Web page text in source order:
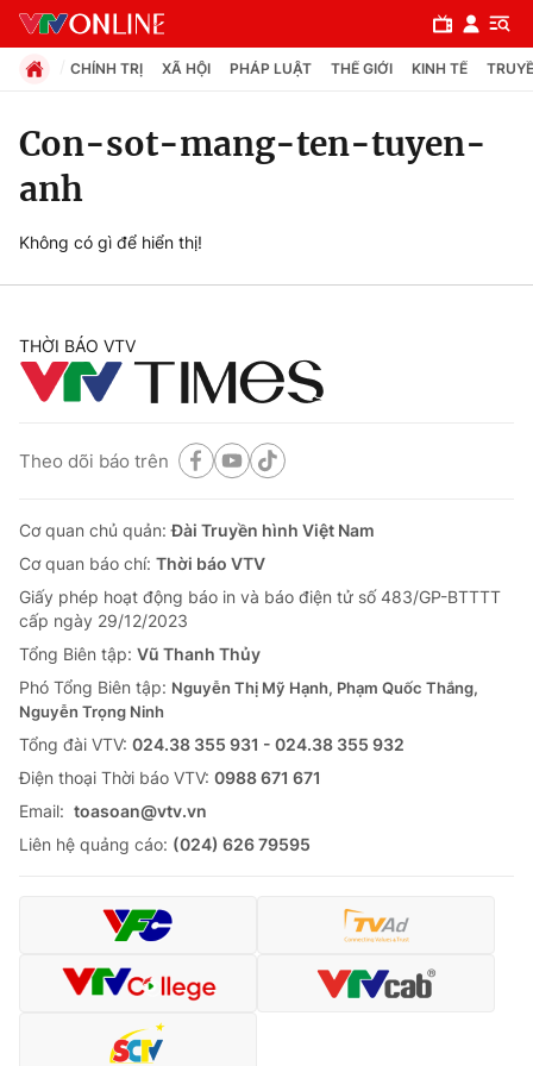
Chuyên mục
Chính trị
Pháp luật
Tin tức
Thế giới đó đây
Câu chuyện quốc tế
Kinh tế
Tài chính
Thị trường
Góc doanh nghiệp
Dữ liệu và đời sống
Truyền hình
Phim VTV
Hậu trường
Giải trí
Điện ảnh
Đời sống
Chất lượng cuộc sống
Giáo dục
Tuyển sinh
Học trực tuyến
Công nghệ
Hitech Công nghệ tương lai
CHÍNH TRỊ XÃ HỘI PHÁP LUẬT THẾ GIỚI KINH TẾ
Con-sot-mang-ten-tuyen-
anh
Không có gì để hiển thị!
THỜI BÁO VTV
Theo dõi báo trên
Cơ quan chủ quản:Đài Truyền hình Việt Nam
Cơ quan báo chí: Thời báo VTV
Giấy phép hoạt động báo in và báo điện tử số 483/GP-BTTTT
cấp ngày 29/12/2023
Tổng Biên tập: Vũ Thanh Thủy
Phó Tổng Biên tập: Nguyễn Thị Mỹ Hạnh, Phạm Quốc Thắng,
Nguyễn Trọng Ninh
Tổng đài VTV: 024.38 355 931 - 024.38 355 932
Ðiện thoại Thời báo VTV: 0988 671 671
Email: toasoan@vtv.vn
Liên hệ quảng cáo: (024) 626 79595